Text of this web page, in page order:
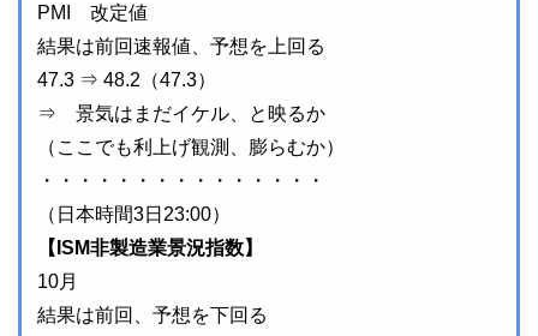
PMI 改定値
結果は前回速報値、予想を上回る
47.3 ⇒ 48.2（47.3）
⇒ 景気はまだイケル、と映るか
（ここでも利上げ観測、膨らむか）
・・・・・・・・・・・・・・・
（日本時間3日23:00）
【ISM非製造業景況指数】
10月
結果は前回、予想を下回る